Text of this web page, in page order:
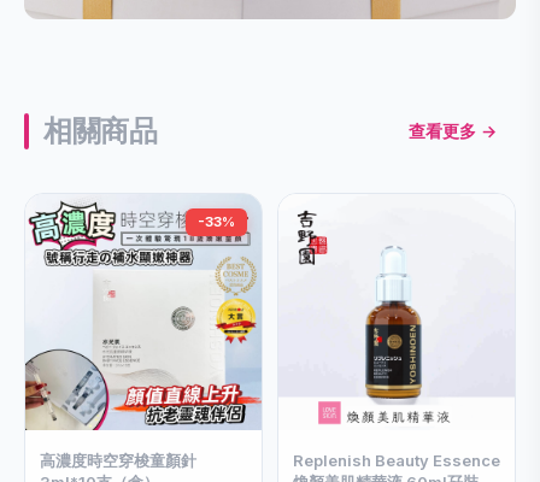
相關商品 查看更多 →
-33%
高濃度時空穿梭童顏針
Replenish Beauty Essence